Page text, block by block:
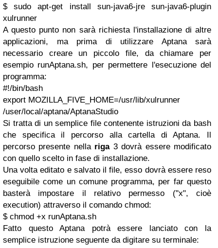
$ sudo apt-get install sun-java6-jre sun-java6-plugin
xulrunner
A questo punto non sarà richiesta l'installazione di altre
applicazioni, ma prima di utilizzare Aptana sarà
necessario creare un piccolo file, da chiamare per
esempio runAptana.sh, per permettere l'esecuzione del
programma:
#!/bin/bash
export MOZILLA_FIVE_HOME=/usr/lib/xulrunner
/user/local/aptana/AptanaStudio
Si tratta di un semplice file contenente istruzioni da bash
che specifica il percorso alla cartella di Aptana. Il
percorso presente nella riga3 dovrà essere modificato
con quello scelto in fase di installazione.
Una volta editato e salvato il file, esso dovrà essere reso
eseguibile come un comune programma, per far questo
basterà impostare il relativo permesso ("x", cioè
execution) attraverso il comando chmod:
$ chmod +x runAptana.sh
Fatto questo Aptana potrà essere lanciato con la
semplice istruzione seguente da digitare su terminale: